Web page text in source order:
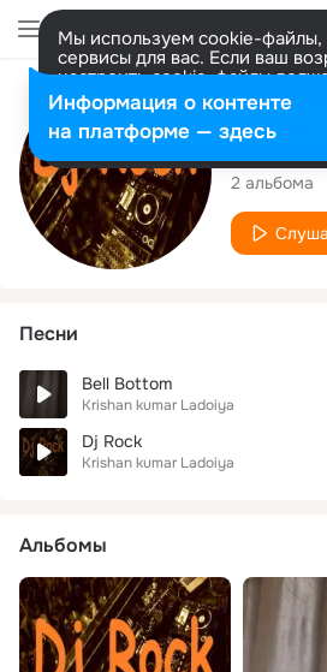
Мы используем cookie-файлы,
сервисы для вас. Если ваш
настроить cookie-файлы
представитель. Больше
Разрешить все Настроить
2 альбома
Песни
Bell Bottom
Krishan kumar Ladoiya
Dj Rock
Krishan kumar Ladoiya
Альбомы
Информация о контенте
на платформе — здесь